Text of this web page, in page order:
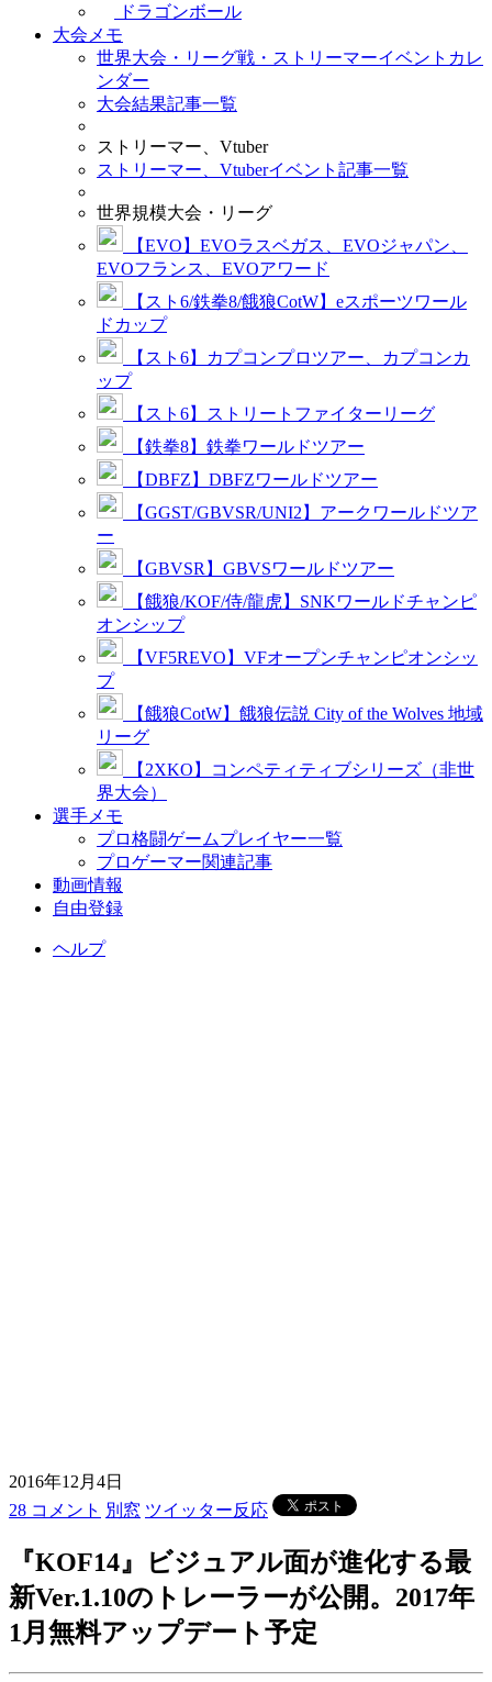
ドラゴンボール
大会メモ
世界大会・リーグ戦・ストリーマーイベントカレ
ンダー
大会結果記事一覧
ストリーマー、Vtuber
ストリーマー、Vtuberイベント記事一覧
世界規模大会・リーグ
【EVO】EVOラスベガス、EVOジャパン、
EVOフランス、EVOアワード
【スト6/鉄拳8/餓狼CotW】eスポーツワール
ドカップ
【スト6】カプコンプロツアー、カプコンカ
ップ
【スト6】ストリートファイターリーグ
【鉄拳8】鉄拳ワールドツアー
【DBFZ】DBFZワールドツアー
【GGST/GBVSR/UNI2】アークワールドツア
ー
【GBVSR】GBVSワールドツアー
【餓狼/KOF/侍/龍虎】SNKワールドチャンピ
オンシップ
【VF5REVO】VFオープンチャンピオンシッ
プ
【餓狼CotW】餓狼伝説 City of the Wolves 地域
リーグ
【2XKO】コンペティティブシリーズ（非世
界大会）
選手メモ
プロ格闘ゲームプレイヤー一覧
プロゲーマー関連記事
動画情報
自由登録
ヘルプ
2016年12月4日
28 コメント 別窓 ツイッター反応
『KOF14』ビジュアル面が進化する最
新Ver.1.10のトレーラーが公開。2017年
1月無料アップデート予定